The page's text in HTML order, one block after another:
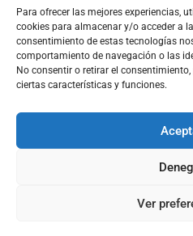
Para ofrecer las mejores experiencias,
cookies para almacenar y/o acceder a
consentimiento de estas tecnologías
comportamiento de navegación o las
No consentir o retirar el
ciertas características y funciones.
Ver